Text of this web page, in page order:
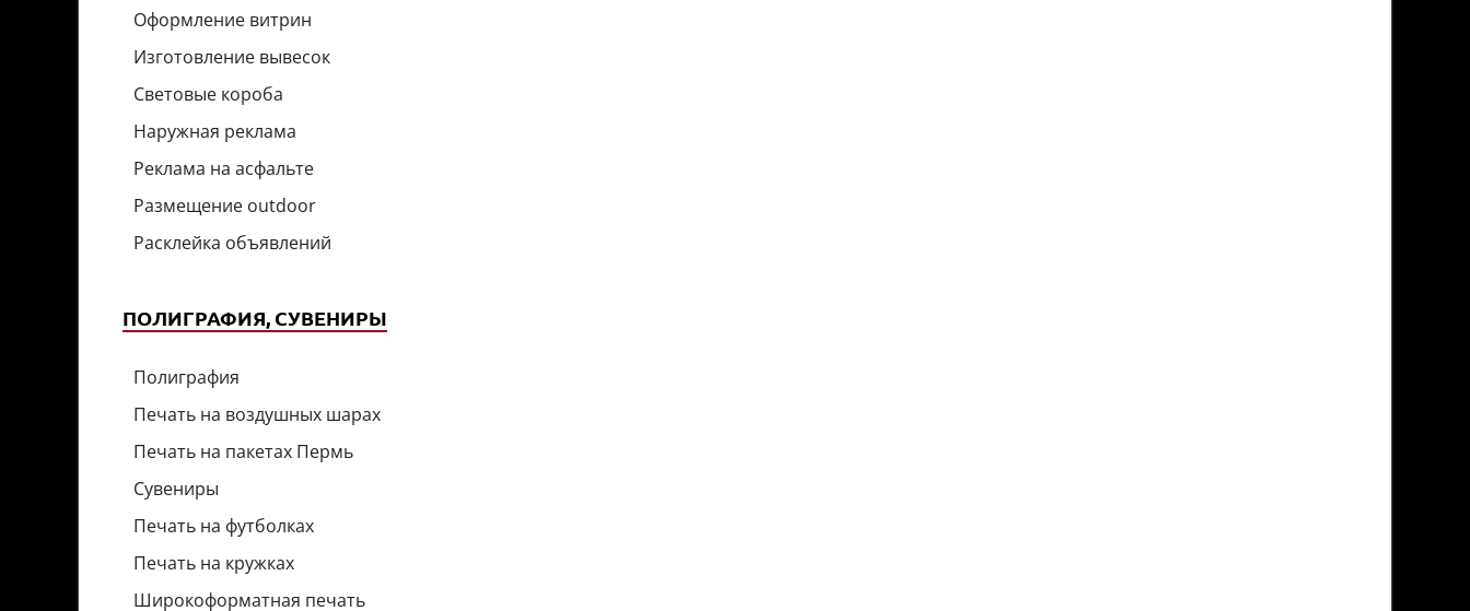
Оформление витрин
Изготовление вывесок
Световые короба
Наружная реклама
Реклама на асфальте
Размещение outdoor
Расклейка объявлений
ПОЛИГРАФИЯ, СУВЕНИРЫ
Полиграфия
Печать на воздушных шарах
Печать на пакетах Пермь
Сувениры
Печать на футболках
Печать на кружках
Широкоформатная печать